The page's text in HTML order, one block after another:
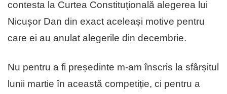
contesta la Curtea Constituțională alegerea lui
Nicușor Dan din exact aceleași motive pentru
care ei au anulat alegerile din decembrie.
Nu pentru a fi președinte m-am înscris la sfârșitul
lunii martie în această competiție, ci pentru a